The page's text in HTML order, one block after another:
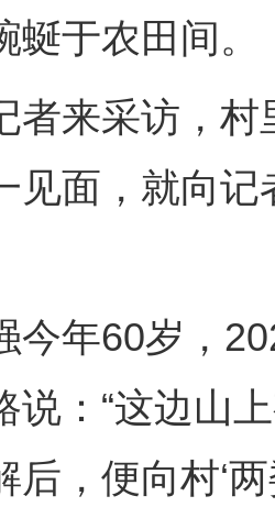
于农田间。
来采访，村
见面，就向记
年60岁，
说：“这边山
后，便向村‘